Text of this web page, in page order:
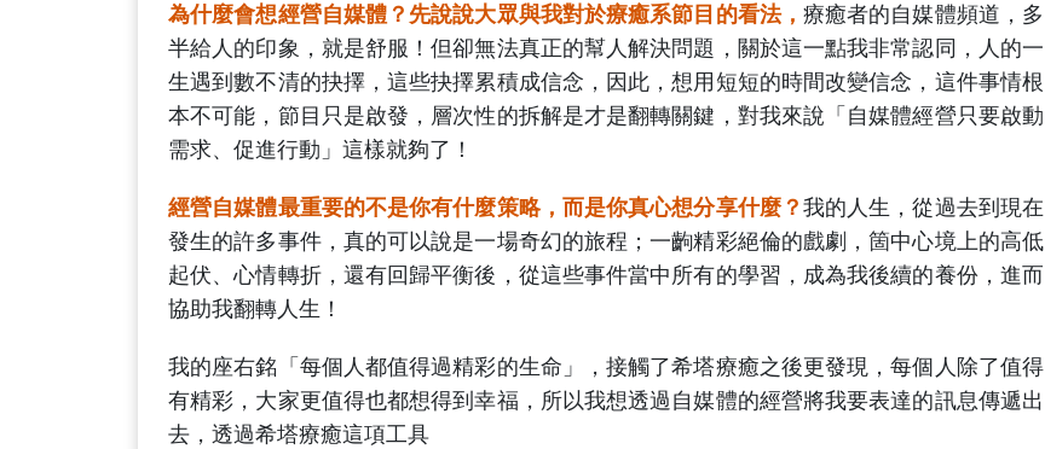
為什麼會想經營自媒體？先說說大眾與我對於療癒系節目的看法， 療癒者的自媒體頻道，多
半給人的印象，就是舒服！但卻無法真正的幫人解決問題，關於這一點我非常認同，人的一
生遇到數不清的抉擇，這些抉擇累積成信念，因此，想用短短的時間改變信念，這件事情根
本不可能，節目只是啟發，層次性的拆解是才是翻轉關鍵，對我來說「自媒體經營只要啟動
需求、促進行動」這樣就夠了！
經營自媒體最重要的不是你有什麼策略，而是你真心想分享什麼？ 我的人生，從過去到現在
發生的許多事件，真的可以說是一場奇幻的旅程；一齣精彩絕倫的戲劇，箇中心境上的高低
起伏、心情轉折，還有回歸平衡後，從這些事件當中所有的學習，成為我後續的養份，進而
協助我翻轉人生！
我的座右銘「每個人都值得過精彩的生命」，接觸了希塔療癒之後更發現，每個人除了值得
有精彩，大家更值得也都想得到幸福，所以我想透過自媒體的經營將我要表達的訊息傳遞出
去，透過希塔療癒這項工具